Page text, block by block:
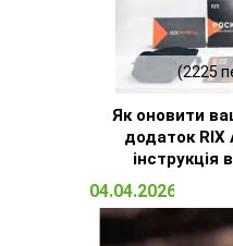
(2225
Як оновити
додаток RIX
інструкція
04.04.2026 14:32